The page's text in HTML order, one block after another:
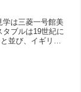
学は三菱一号館美
並び、イギリス